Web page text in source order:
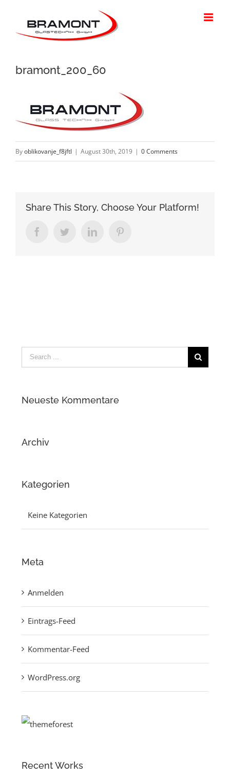
bramont_200_60
Byoblikovanje_f8jftl | August 30th, 2019 | 0 Comments
Share This Story, Choose Your Platform!
FacebookTwitterLinkedIn
Search
Neueste Kommentare
Archiv
Kategorien
Keine Kategorien
Meta
Anmelden
Eintrags-Feed
Kommentar-Feed
WordPress.org
Recent Works